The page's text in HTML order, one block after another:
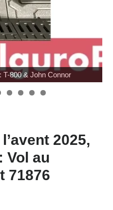
T-800 & John Connor
2025,
Vol au
71876